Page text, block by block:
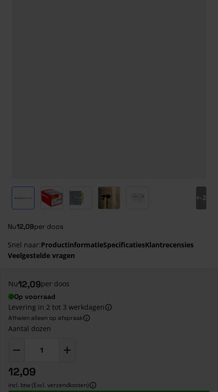
View larger image
View larger imageView larger image
+-2
Nu12,09per doos
Snel naar:ProductinformatieSpecificatiesKlantrecensies
Veelgestelde vragen
Nu12,09per doos
Op voorraad
Levering in 2 tot 3 werkdagen
Afhalen alleen op afspraak
Aantal dozen
12,09
incl. btw (Excl. verzendkosten)